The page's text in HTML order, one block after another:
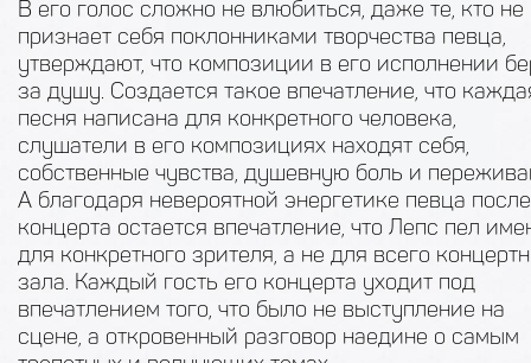
В его голос сложно не влюбиться, даже те, кто не
признает себя поклонниками творчества певца,
утверждают, что композиции в его исполнении
за душу. Создается такое впечатление, что
песня написана для конкретного человека,
слушатели в его композициях находят себя,
собственные чувства, душевную боль и
А благодаря невероятной энергетике певца после
концерта остается впечатление, что Лепс пел
для конкретного зрителя, а не для всего
зала. Каждый гость его концерта уходит под
впечатлением того, что было не выступление на
сцене, а откровенный разговор наедине о самым